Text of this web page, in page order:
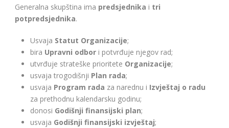
Generalna skupština ima predsjednika i tri
potpredsjednika.
Usvaja Statut Organizacije;
bira Upravni odbor i potvrđuje njegov rad;
utvrđuje strateške prioritete Organizacije;
usvaja trogodišnji Plan rada;
usvaja Program rada za narednu i Izvještaj o radu
za prethodnu kalendarsku godinu;
donosi Godišnji finansijski plan;
usvaja Godišnji finansijski izvještaj;